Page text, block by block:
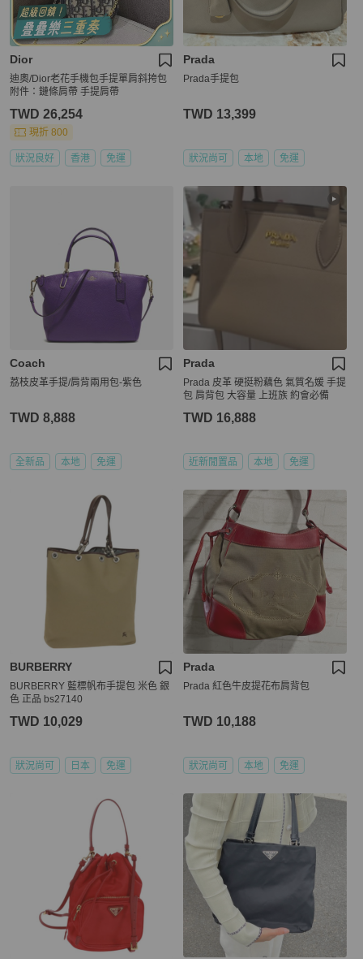
Dior
迪奧/Dior老花手機包手提單肩斜挎包
附件：鏈條肩帶 手提肩帶
TWD 26,254
現折 800
狀況良好 香港 免運
Prada
Prada手提包
TWD 13,399
狀況尚可 本地 免運
Coach
荔枝皮革手提/肩背兩用包-紫色
TWD 8,888
全新品 本地 免運
Prada
Prada 皮革 硬挺粉藕色 氣質名媛 手提
包 肩背包 大容量 上班族 約會必備
TWD 16,888
近新閒置品 本地 免運
BURBERRY
BURBERRY 藍標帆布手提包 米色 銀
色 正品 bs27140
TWD 10,029
狀況尚可 日本 免運
Prada
Prada 紅色牛皮提花布肩背包
TWD 10,188
狀況尚可 本地 免運